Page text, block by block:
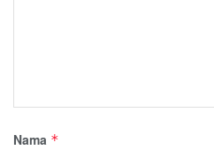
Nama *